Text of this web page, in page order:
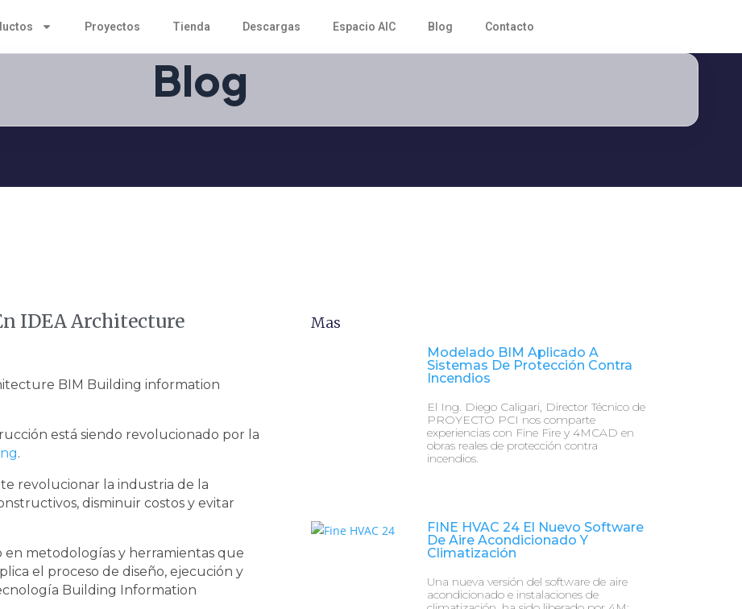
Proyectos Tienda Descargas Espacio AIC Blog Contacto
Blog
IDEA Architecture
está siendo revolucionado por la
.
revolucionar la industria de la
disminuir costos y evitar
metodologías y herramientas que
el proceso de diseño, ejecución y
Building Information
Mas
Modelado BIM Aplicado A
Sistemas De Protección Contra
Incendios
El Ing. Diego Caligari, Director Técnico de
PROYECTO PCI nos comparte
experiencias con Fine Fire y 4MCAD en
obras reales de protección contra
incendios.
FINE HVAC 24 El Nuevo Software
De Aire Acondicionado Y
Climatización
Una nueva versión del software de aire
acondicionado e instalaciones de